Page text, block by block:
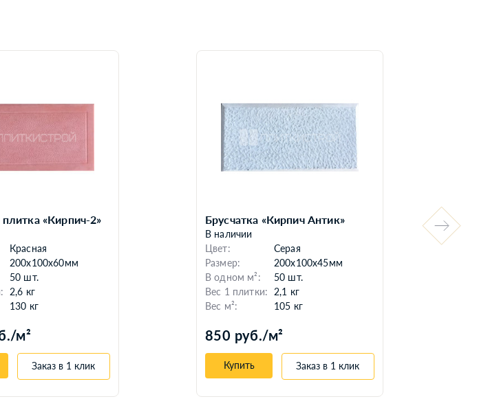
плитка «Кирпич-2»
Красная
200x100x60мм
50 шт.
2,6 кг
130 кг
м²
Заказ в 1 клик
Брусчатка «Кирпич Антик»
В наличии
Цвет:
Серая
Размер:
200x100x45мм
В одном м²:
50 шт.
Вес 1 плитки:
2,1 кг
Вес м²:
105 кг
850 руб./м²
Купить Заказ в 1 клик